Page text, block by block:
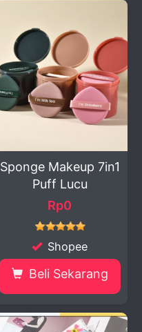
Sponge Makeup 7in1
Puff Lucu
Rp0
Shopee
Beli Sekarang